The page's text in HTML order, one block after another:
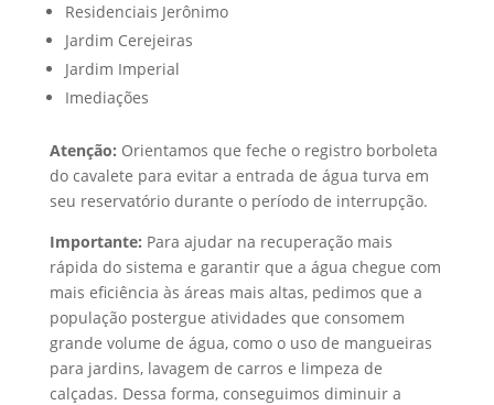
Residenciais Jerônimo
Jardim Cerejeiras
Jardim Imperial
Imediações
Atenção: Orientamos que feche o registro borboleta
do cavalete para evitar a entrada de água turva em
seu reservatório durante o período de interrupção.
Importante: Para ajudar na recuperação mais
rápida do sistema e garantir que a água chegue com
mais eficiência às áreas mais altas, pedimos que a
população postergue atividades que consomem
grande volume de água, como o uso de mangueiras
para jardins, lavagem de carros e limpeza de
calçadas. Dessa forma, conseguimos diminuir a